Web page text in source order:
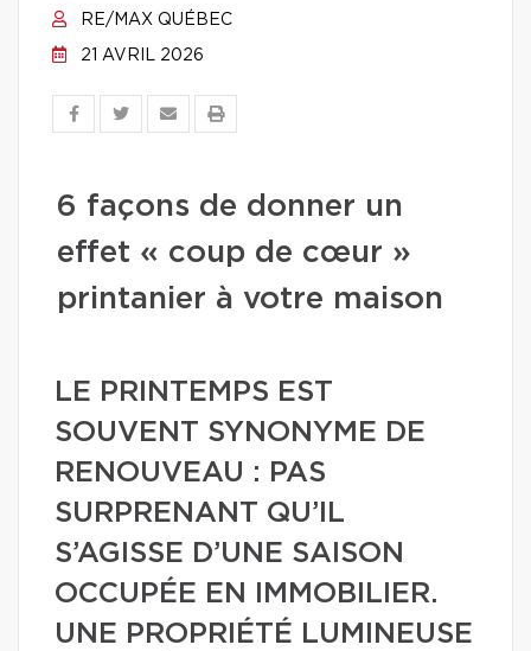
RE/MAX QUÉBEC
21 AVRIL 2026
6 façons de donner un
effet « coup de cœur »
printanier à votre maison
LE PRINTEMPS EST
SOUVENT SYNONYME DE
RENOUVEAU : PAS
SURPRENANT QU’IL
S’AGISSE D’UNE SAISON
OCCUPÉE EN IMMOBILIER.
UNE PROPRIÉTÉ LUMINEUSE